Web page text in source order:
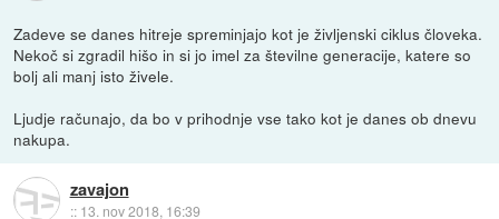
Zadeve se danes hitreje spreminjajo kot je življenski ciklus človeka.
Nekoč si zgradil hišo in si jo imel za številne generacije, katere so
bolj ali manj isto živele.
Ljudje računajo, da bo v prihodnje vse tako kot je danes ob dnevu
nakupa.
zavajon
:: 13. nov 2018, 16:39